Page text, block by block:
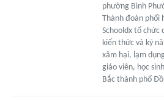
phường Bình
Thành đoàn phối
Schooldx tổ
kiến thức và kỹ
xâm hại, lạm
giáo viên, học
Bắc thành phố